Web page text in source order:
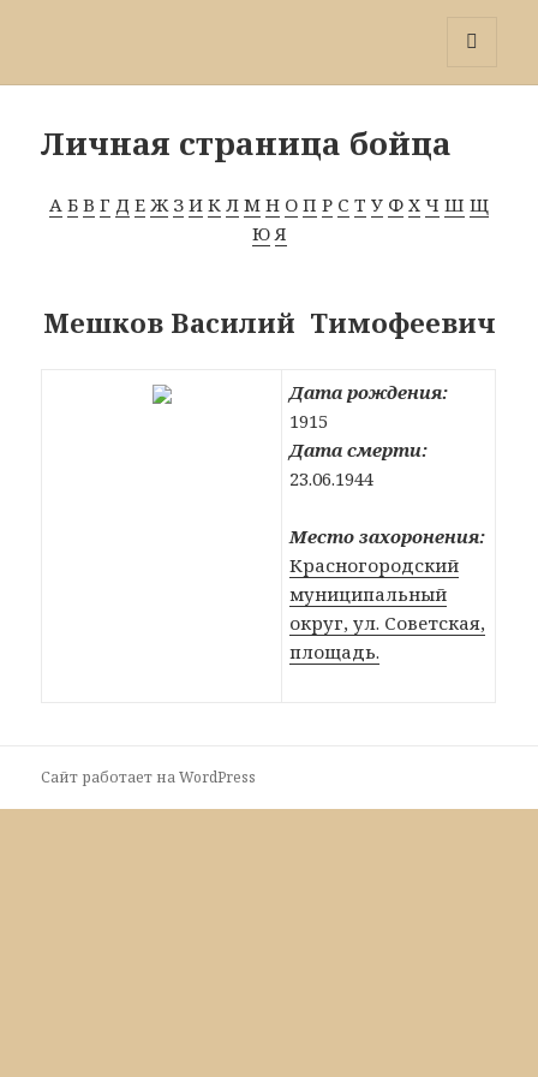
Личная страница бойца
А Б В Г Д Е Ж З И К Л М Н О П Р С Т У Ф Х Ч Ш Щ
Ю Я
Мешков Василий Тимофеевич
Дата рождения:
1915
Дата смерти:
23.06.1944
Место захоронения:
Красногородский
муниципальный
округ, ул. Советская,
площадь.
Сайт работает на WordPress